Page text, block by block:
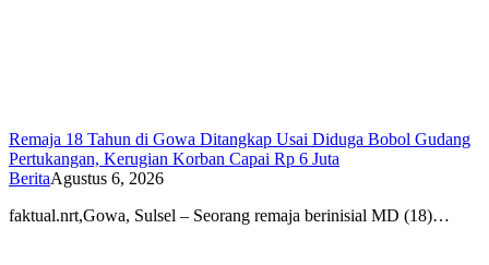
Remaja 18 Tahun di Gowa Ditangkap Usai Diduga Bobol Gudang
Pertukangan, Kerugian Korban Capai Rp 6 Juta
BeritaAgustus 6, 2026
faktual.nrt,Gowa, Sulsel – Seorang remaja berinisial MD (18)…